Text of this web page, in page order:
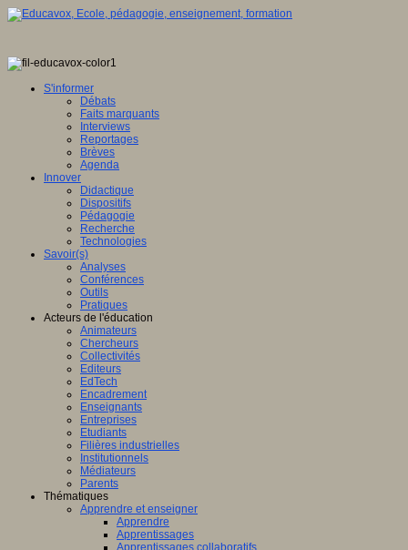
S'informer
Débats
Faits marquants
Interviews
Reportages
Brèves
Agenda
Innover
Didactique
Dispositifs
Pédagogie
Recherche
Technologies
Savoir(s)
Analyses
Conférences
Outils
Pratiques
Acteurs de l'éducation
Animateurs
Chercheurs
Collectivités
Editeurs
EdTech
Encadrement
Enseignants
Entreprises
Etudiants
Filières industrielles
Institutionnels
Médiateurs
Parents
Thématiques
Apprendre et enseigner
Apprendre
Apprentissages
Apprentissages collaboratifs